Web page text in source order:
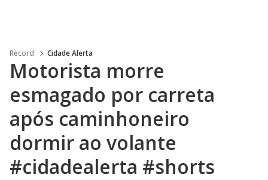
Record Cidade Alerta
Motorista morre
esmagado por carreta
após caminhoneiro
dormir ao volante
#cidadealerta #shorts